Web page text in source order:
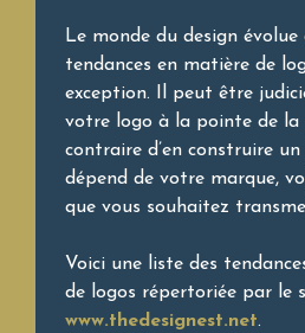
Le monde du design
tendances en matière de
exception. Il peut être
votre logo à la pointe de la
contraire d’en construire
dépend de votre marque,
que vous souhaitez
Voici une liste des
de logos répertoriée par le
www.thedesignest.net.